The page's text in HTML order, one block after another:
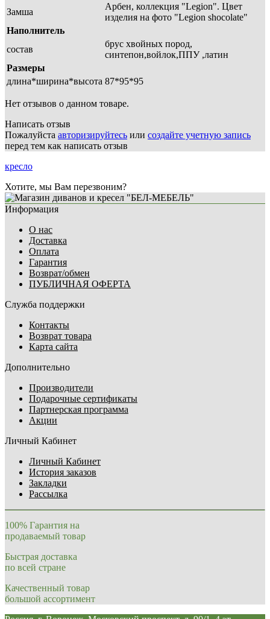
Замша
Арбен, коллекция "Legion". Цвет
изделия на фото "Legion shocolate"
Наполнитель
состав
брус хвойных пород,
синтепон,войлок,ППУ ,латин
Размеры
длина*ширина*высота 87*95*95
Нет отзывов о данном товаре.
Написать отзыв
Пожалуйста авторизируйтесь или создайте учетную запись
перед тем как написать отзыв
кресло
Хотите, мы Вам перезвоним?
Информация
О нас
Доставка
Оплата
Гарантия
Возврат/обмен
ПУБЛИЧНАЯ ОФЕРТА
Служба поддержки
Контакты
Возврат товара
Карта сайта
Дополнительно
Производители
Подарочные сертификаты
Партнерская программа
Акции
Личный Кабинет
Личный Кабинет
История заказов
Закладки
Рассылка
100% Гарантия на
продаваемый товар
Быстрая доставка
по всей стране
Качественный товар
большой ассортимент